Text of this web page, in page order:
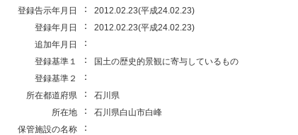
登録告示年月日
：
2012.02.23(平成24.02.23)
登録年月日
：
2012.02.23(平成24.02.23)
追加年月日
：
登録基準１ ：
国土の歴史的景観に寄与しているもの
登録基準２
：
所在都道府県 ：
石川県
所在地
：
石川県白山市白峰
保管施設の名称
：